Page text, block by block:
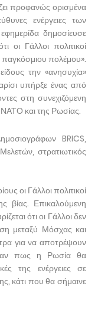
προφανώς ορισμένα
ενέργειες των
δημοσίευσε
οι Γάλλοι πολιτικοί
παγκόσμιου πολέμου».
την «ανησυχία»
υπήρξε ένας από
στη συνεχιζόμενη
και της Ρωσίας.
BRICS,
στρατιωτικός
οι Γάλλοι πολιτικοί
βίας. Επικαλούμενη
ότι οι Γάλλοι δεν
μεταξύ Μόσχας και
για να αποτρέψουν
πως η Ρωσία θα
της ενέργειες σε
κάτι που θα σήμαινε